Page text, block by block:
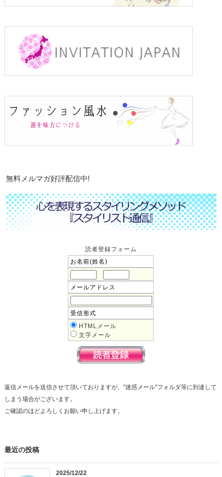
無料メルマガ好評配信中!
読者登録フォーム
お名前(姓名)
メールアドレス
受信形式
HTMLメール
文字メール
返信メールを送信させて頂いておりますが、"迷惑メール"フォルダ等に到達して
しまう場合がございます。
ご確認のほどよろしくお願い申し上げます。
最近の投稿
2025/12/22